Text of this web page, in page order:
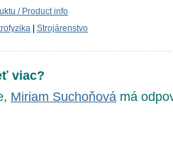
/ Product info
Strojárenstvo
viac?
Miriam Suchoňová má